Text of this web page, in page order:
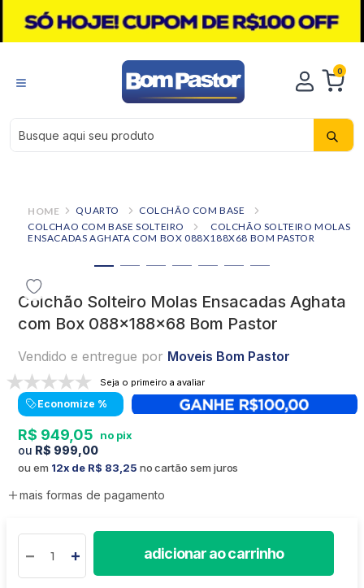
0
Busque aqui seu produto
QUARTO
COLCHÃO COM BASE
COLCHAO COM BASE SOLTEIRO
COLCHÃO SOLTEIRO MOLAS
ENSACADAS AGHATA COM BOX 088X188X68 BOM PASTOR
Colchão Solteiro Molas Ensacadas Aghata
com Box 088x188x68 Bom Pastor
Vendido e entregue por Moveis Bom Pastor
Seja o primeiro a avaliar
Economize %
R$ 949 05
R$ 999,00
ou em 12 R$ 83 25 no cartão sem juros
mais formas de pagamento
adicionar ao carrinho